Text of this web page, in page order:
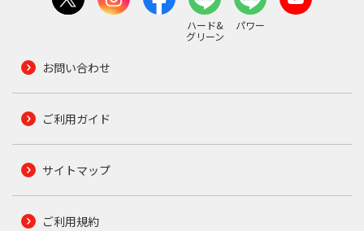
ハード&
グリーン
パワー
お問い合わせ
ご利用ガイド
サイトマップ
ご利用規約